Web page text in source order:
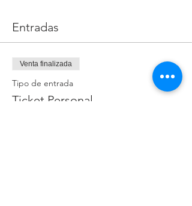
Entradas
Venta finalizada
Tipo de entrada
Ticket Personal